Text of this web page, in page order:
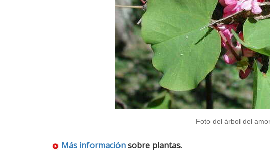
Foto del árbol del
Más informaciónsobre plantas.